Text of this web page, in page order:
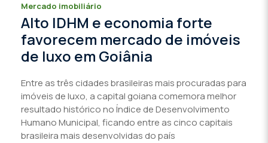
Mercado imobiliário
Alto IDHM e economia forte
favorecem mercado de imóveis
de luxo em Goiânia
Entre as três cidades brasileiras mais procuradas para
imóveis de luxo, a capital goiana comemora melhor
resultado histórico no Índice de Desenvolvimento
Humano Municipal, ficando entre as cinco capitais
brasileira mais desenvolvidas do país